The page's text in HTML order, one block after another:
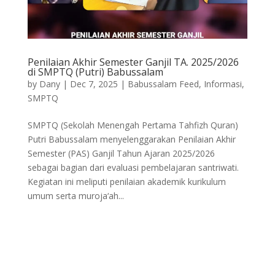
Penilaian Akhir Semester Ganjil TA. 2025/2026
di SMPTQ (Putri) Babussalam
by Dany| Dec 7, 2025 | Babussalam Feed, Informasi,
SMPTQ
SMPTQ (Sekolah Menengah Pertama Tahfizh Quran)
Putri Babussalam menyelenggarakan Penilaian Akhir
Semester (PAS) Ganjil Tahun Ajaran 2025/2026
sebagai bagian dari evaluasi pembelajaran santriwati.
Kegiatan ini meliputi penilaian akademik kurikulum
umum serta muroja‘ah...